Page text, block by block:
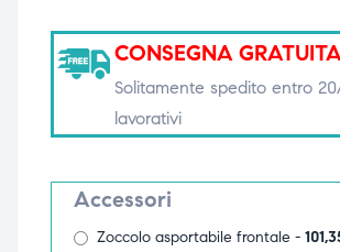
CONSEGNA
Solitamente spedito entro
lavorativi
Accessori
Zoccolo asportabile frontale -